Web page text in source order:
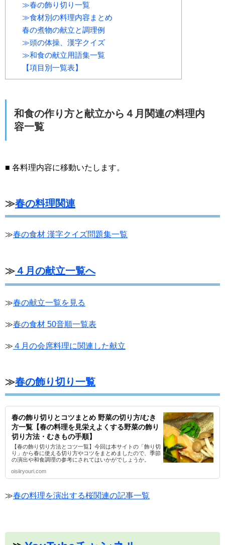
≫春の飾り切り一覧
≫食材別の料理内容まとめ
春の煮物の献立と調理例
≫頭の体操、漢字クイズ
≫和食の献立用語集一覧
【項目別一覧表】
和食の作り方と献立から４月関連の料理内
容一覧
■ 各料理内容に移動いたします。
≫春の料理関連
≫春の食材 漢字クイズ問題集一覧
≫４月の献立一覧へ
≫春の献立一覧を見る
≫春の食材 50音順一覧表
≫ ４月の会席料理に関連した献立
≫春の飾り切り一覧
春の飾り切りとコツまとめ 野菜の切り方/むき
方一覧【春の料理を見栄えよくする野菜の飾り
切り方法・むきもの手順】
【春の飾り切り方法とコツ一覧】今回は本サイトの「飾り切
り」から春に使える切り方やコツをまとめましたので、季節
の演出や和食調理の参考にされてはいかがでしょうか。
oisiiryouri.com
≫春の料理を演出する桜関連の記事一覧